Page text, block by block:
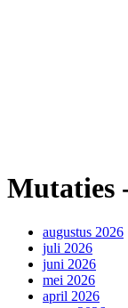
Mutaties
augustus 2026
juli 2026
juni 2026
mei 2026
april 2026